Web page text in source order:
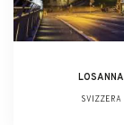
LOSANNA
SVIZZERA